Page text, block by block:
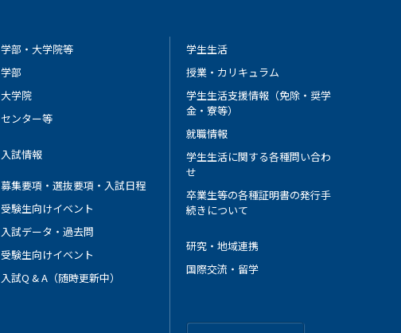
学部・大学院等
学部
大学院
センター等
入試情報
募集要項・選抜要項・入試日程
受験生向けイベント
入試データ・過去問
受験生向けイベント
入試Q & A（随時更新中）
学生生活
授業・カリキュラム
学生生活支援情報（免除・奨学
金・寮等）
就職情報
学生生活に関する各種問い合わ
せ
卒業生等の各種証明書の発行手
続きについて
研究・地域連携
国際交流・留学